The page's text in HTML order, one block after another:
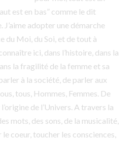
est en bas” comme le dit
adopter une démarche
du Moi, du Soi, et de tout à
ici, dans l’histoire, dans la
la fragilité de la femme et sa
à la société, de parler aux
tous, Hommes, Femmes. De
de l’Univers. A travers la
mots, des sons, de la musicalité,
coeur, toucher les consciences,